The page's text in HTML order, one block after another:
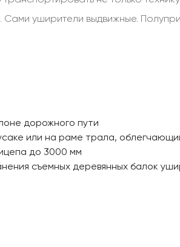
уширители выдвижные.
дорожного пути
или на раме трала,
до 3000 мм
съемных деревянных балок